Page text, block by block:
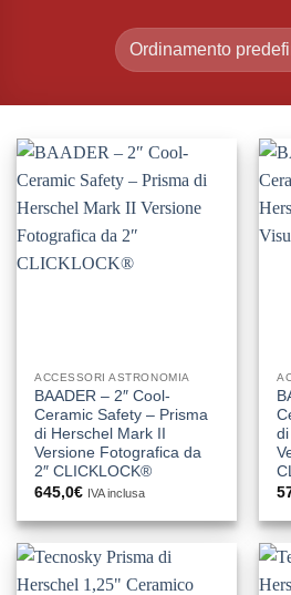
ACCESSORI ASTRONOMIA
BAADER – 2″ Cool-
Ceramic Safety – Prisma
di Herschel Mark II
Versione Fotografica da
2″ CLICKLOCK®
645,0€ IVA inclusa
di